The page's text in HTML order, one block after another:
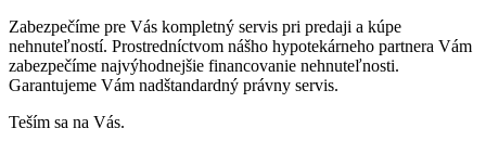
Zabezpečíme pre Vás kompletný servis pri predaji a kúpe
nehnuteľností. Prostredníctvom nášho hypotekárneho partnera Vám
zabezpečíme najvýhodnejšie financovanie nehnuteľnosti.
Garantujeme Vám nadštandardný právny servis.
Teším sa na Vás.